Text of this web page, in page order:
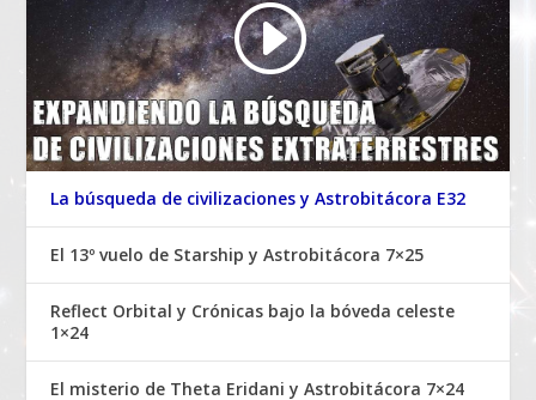
La búsqueda de civilizaciones y Astrobitácora E32
El 13º vuelo de Starship y Astrobitácora 7×25
Reflect Orbital y Crónicas bajo la bóveda celeste
1×24
El misterio de Theta Eridani y Astrobitácora 7×24